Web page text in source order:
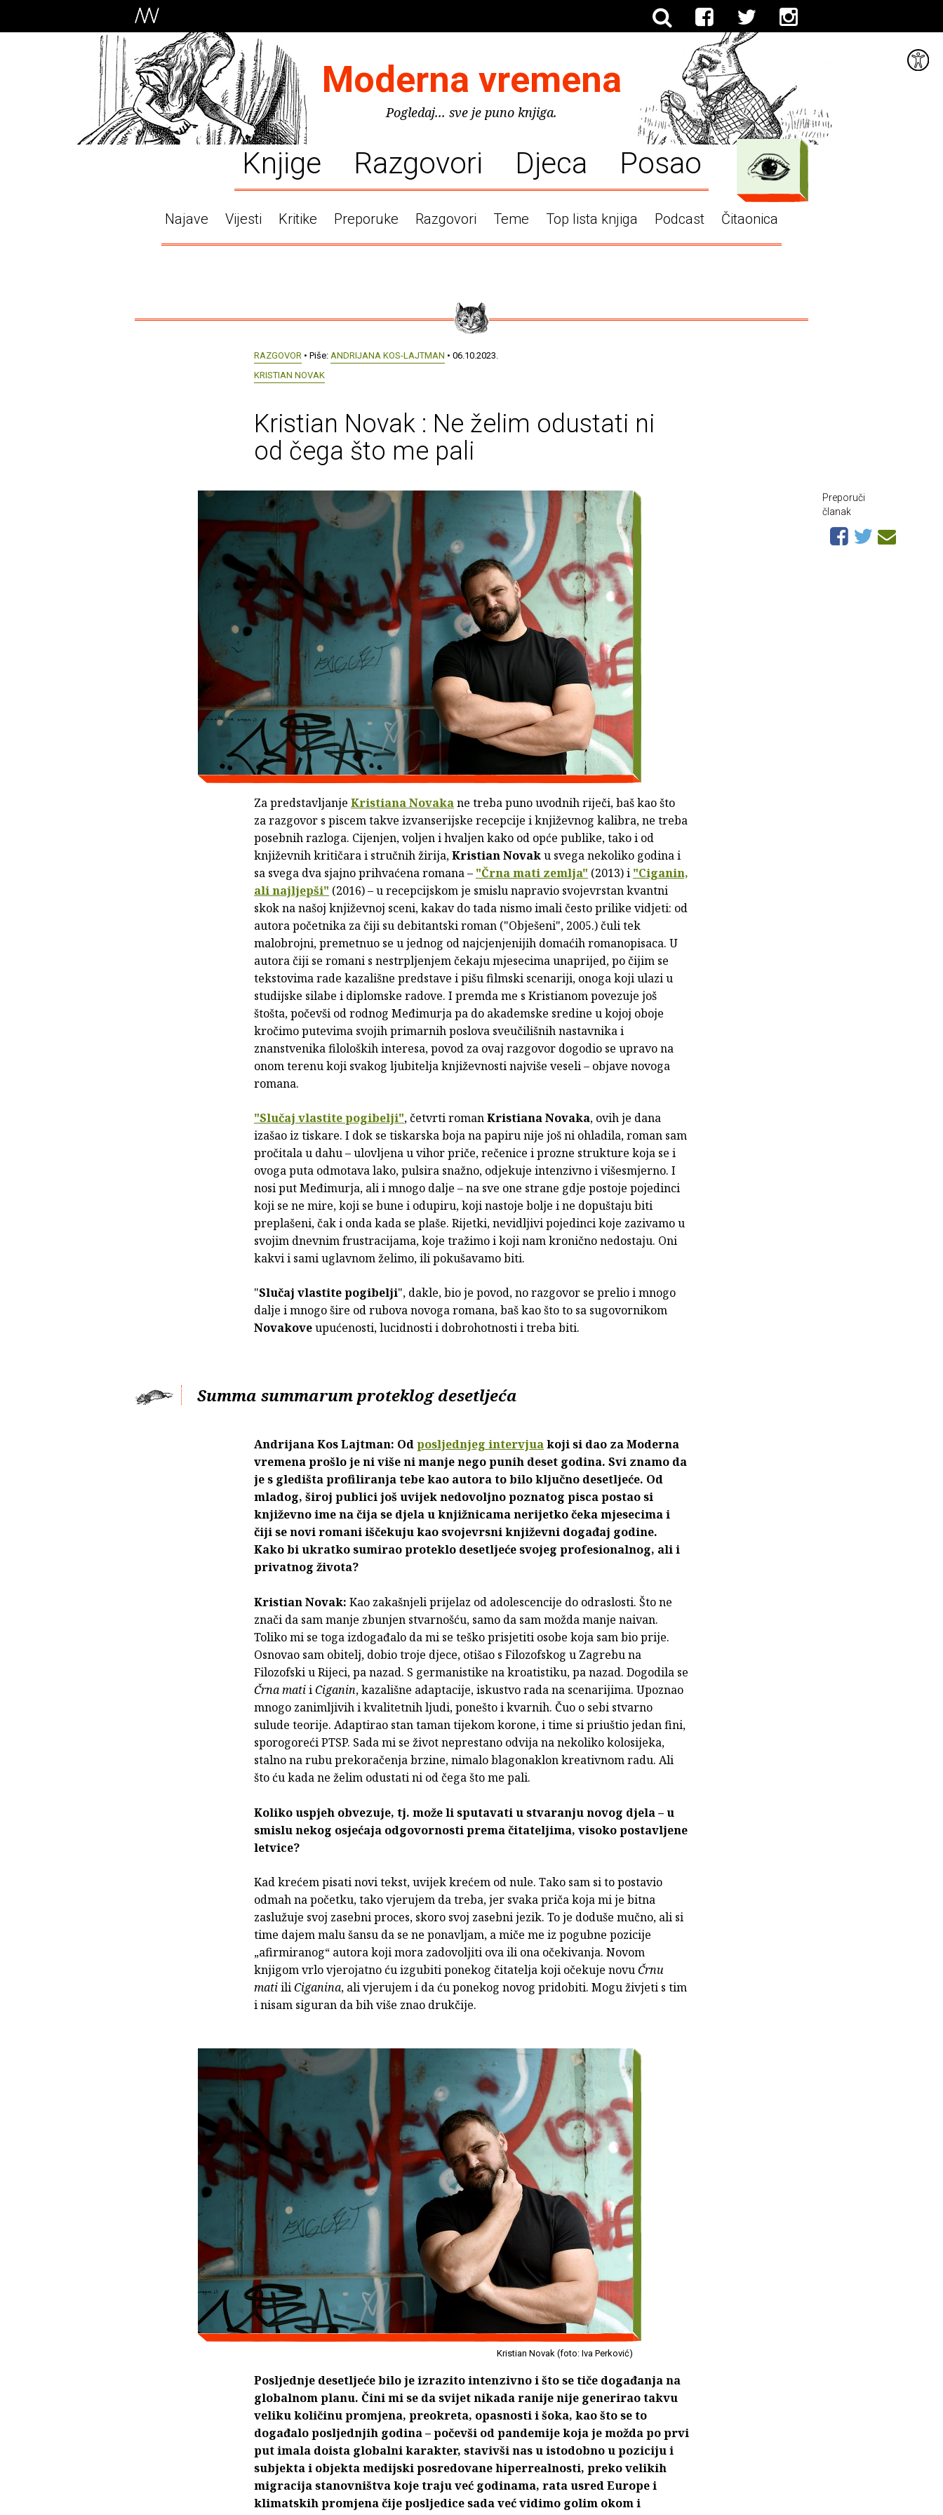
Moderna vremena
Pogledaj... sve je puno knjiga.
Knjige Razgovori Djeca Posao
Najave Vijesti Kritike Preporuke Razgovori Teme Top lista knjiga Podcast Čitaonica
RAZGOVOR • Piše: ANDRIJANA KOS-LAJTMAN • 06.10.2023.
KRISTIAN NOVAK
Kristian Novak : Ne želim odustati ni
od čega što me pali
Za predstavljanje Kristiana Novakane treba puno uvodnih riječi, baš kao što
za razgovor s piscem takve izvanserijske recepcije i književnog kalibra, ne treba
posebnih razloga. Cijenjen, voljen i hvaljen kako od opće publike, tako i od
književnih kritičara i stručnih žirija,Kristian Novaku svega nekoliko godina i
sa svega dva sjajno prihvaćena romana – "Črna mati zemlja" (2013) i "Ciganin,
ali najljepši" (2016) – u recepcijskom je smislu napravio svojevrstan kvantni
skok na našoj književnoj sceni, kakav do tada nismo imali često prilike vidjeti: od
autora početnika za čiji su debitantski roman ("Obješeni", 2005.) čuli tek
malobrojni, premetnuo se u jednog od najcjenjenijih domaćih romanopisaca. U
autora čiji se romani s nestrpljenjem čekaju mjesecima unaprijed, po čijim se
tekstovima rade kazališne predstave i pišu filmski scenariji, onoga koji ulazi u
studijske silabe i diplomske radove. I premda me s Kristianom povezuje još
štošta, počevši od rodnog Međimurja pa do akademske sredine u kojoj oboje
kročimo putevima svojih primarnih poslova sveučilišnih nastavnika i
znanstvenika filoloških interesa, povod za ovaj razgovor dogodio se upravo na
onom terenu koji svakog ljubitelja književnosti najviše veseli – objave novoga
romana.
"Slučaj vlastite pogibelji", četvrti romanKristiana Novaka, ovih je dana
izašao iz tiskare. I dok se tiskarska boja na papiru nije još ni ohladila, roman sam
pročitala u dahu – ulovljena u vihor priče, rečenice i prozne strukture koja se i
ovoga puta odmotava lako, pulsira snažno, odjekuje intenzivno i višesmjerno. I
nosi put Međimurja, ali i mnogo dalje – na sve one strane gdje postoje pojedinci
koji se ne mire, koji se bune i odupiru, koji nastoje bolje i ne dopuštaju biti
preplašeni, čak i onda kada se plaše. Rijetki, nevidljivi pojedinci koje zazivamo u
svojim dnevnim frustracijama, koje tražimo i koji nam kronično nedostaju. Oni
kakvi i sami uglavnom želimo, ili pokušavamo biti.
"Slučaj vlastite pogibelji", dakle, bio je povod, no razgovor se prelio i mnogo
dalje i mnogo šire od rubova novoga romana, baš kao što to sa sugovornikom
Novakoveupućenosti, lucidnosti i dobrohotnosti i treba biti.
Summa summarum proteklog desetljeća
Andrijana Kos Lajtman: Odposljednjeg intervjuakoji si dao za Moderna
vremena prošlo je ni više ni manje nego punih deset godina. Svi znamo da
je s gledišta profiliranja tebe kao autora to bilo ključno desetljeće. Od
mladog, široj publici još uvijek nedovoljno poznatog pisca postao si
književno ime na čija se djela u knjižnicama nerijetko čeka mjesecima i
čiji se novi romani iščekuju kao svojevrsni književni događaj godine.
Kako bi ukratko sumirao proteklo desetljeće svojeg profesionalnog, ali i
privatnog života?
Kristian Novak: Kao zakašnjeli prijelaz od adolescencije do odraslosti. Što ne
znači da sam manje zbunjen stvarnošću, samo da sam možda manje naivan.
Toliko mi se toga izdogađalo da mi se teško prisjetiti osobe koja sam bio prije.
Osnovao sam obitelj, dobio troje djece, otišao s Filozofskog u Zagrebu na
Filozofski u Rijeci, pa nazad. S germanistike na kroatistiku, pa nazad. Dogodila se
Črna matiiCiganin, kazališne adaptacije, iskustvo rada na scenarijima. Upoznao
mnogo zanimljivih i kvalitetnih ljudi, ponešto i kvarnih. Čuo o sebi stvarno
sulude teorije. Adaptirao stan taman tijekom korone, i time si priuštio jedan fini,
sporogoreći PTSP. Sada mi se život neprestano odvija na nekoliko kolosijeka,
stalno na rubu prekoračenja brzine, nimalo blagonaklon kreativnom radu. Ali
što ću kada ne želim odustati ni od čega što me pali.
Koliko uspjeh obvezuje, tj. može li sputavati u stvaranju novog djela – u
smislu nekog osjećaja odgovornosti prema čitateljima, visoko postavljene
letvice?
Kad krećem pisati novi tekst, uvijek krećem od nule. Tako sam si to postavio
odmah na početku, tako vjerujem da treba, jer svaka priča koja mi je bitna
zaslužuje svoj zasebni proces, skoro svoj zasebni jezik. To je doduše mučno, ali si
time dajem malu šansu da se ne ponavljam, a miče me iz pogubne pozicije
„afirmiranog“ autora koji mora zadovoljiti ova ili ona očekivanja. Novom
knjigom vrlo vjerojatno ću izgubiti ponekog čitatelja koji očekuje novuČrnu
matiiliCiganina, ali vjerujem i da ću ponekog novog pridobiti. Mogu živjeti s tim
i nisam siguran da bih više znao drukčije.
Kristian Novak (foto: Iva Perković)
Posljednje desetljeće bilo je izrazito intenzivno i što se tiče događanja na
globalnom planu. Čini mi se da svijet nikada ranije nije generirao takvu
veliku količinu promjena, preokreta, opasnosti i šoka, kao što se to
događalo posljednjih godina – počevši od pandemije koja je možda po prvi
put imala doista globalni karakter, stavivši nas u istodobno u poziciju i
subjekta i objekta medijski posredovane hiperrealnosti, preko velikih
migracija stanovništva koje traju već godinama, rata usred Europe i
klimatskih promjena čije posljedice sada već vidimo golim okom i
Preporuči
članak